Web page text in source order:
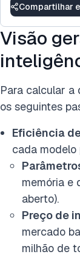
Compartilhar
Visão
Para calcular a
os seguintes
Eficiência
cada
memória e
aberto).
Preço de
mercado
milhão de